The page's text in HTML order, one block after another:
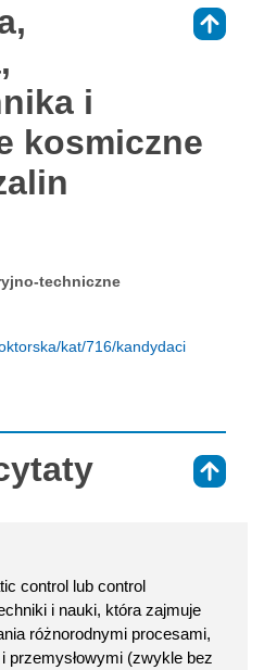
i
kosmiczne
techniczne
kat/716/kandydaci
control lub control
i nauki, która zajmuje
różnorodnymi procesami,
przemysłowymi (zwykle bez